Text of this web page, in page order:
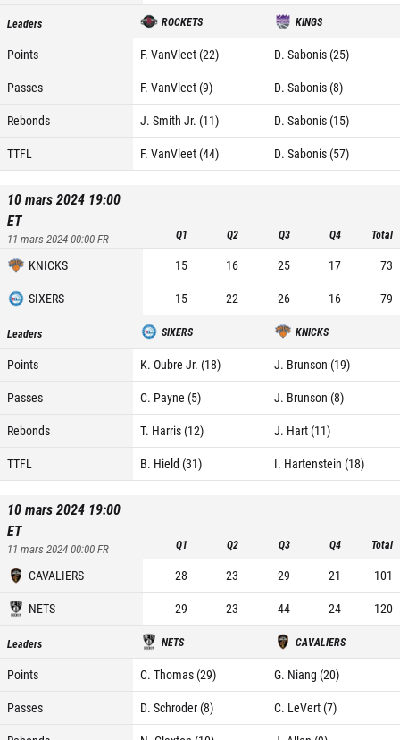
Leaders ROCKETS KINGS
Points F. VanVleet (22)
D. Sabonis (25)
Passes
F. VanVleet (9)
D. Sabonis (8)
Rebonds
J. Smith Jr. (11)
D. Sabonis (15)
TTFL
F. VanVleet (44) D. Sabonis (57)
10 mars 2024 19:00
ET
11 mars 2024 00:00FR Q1 Q2 Q3 Q4 Total
KNICKS 15 16 25 17
73
SIXERS
15 22 26 16 79
Leaders SIXERS KNICKS
Points K. Oubre Jr. (18)
J. Brunson (19)
Passes
C. Payne (5)
J. Brunson (8)
Rebonds
T. Harris (12)
J. Hart (11)
TTFL
B. Hield (31) I. Hartenstein (18)
10 mars 2024 19:00
ET
11 mars 2024 00:00FR Q1 Q2 Q3 Q4 Total
CAVALIERS 28 23 29 21
101
NETS
29 23 44 24 120
Leaders NETS CAVALIERS
Points C. Thomas (29)
G. Niang (20)
Passes
D. Schroder (8)
C. LeVert (7)